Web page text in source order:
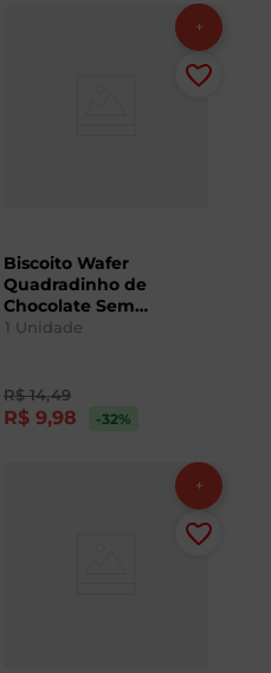
Biscoito Wafer
Quadradinho de
Chocolate Sem
Lactose Lowçucar 60g
1 Unidade
R$ 14,49
R$ 9,98 -32%